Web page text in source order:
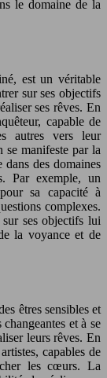
le domaine de la
est un véritable
sur ses objectifs
ses rêves. En
capable de
autres vers leur
se manifeste par la
dans des domaines
Par exemple, un
sa capacité à
complexes.
sur ses objectifs lui
la voyance et de
êtres sensibles et
et à se
leurs rêves. En
capables de
les cœurs. La